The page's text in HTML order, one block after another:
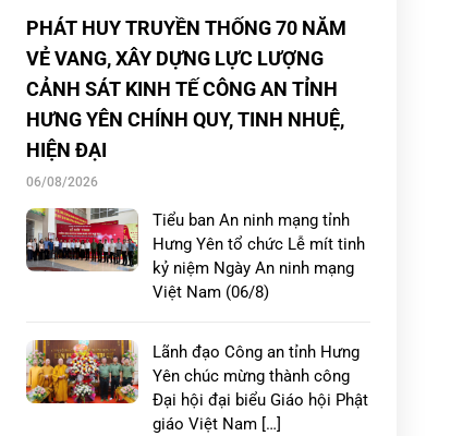
PHÁT HUY TRUYỀN THỐNG 70 NĂM
VẺ VANG, XÂY DỰNG LỰC LƯỢNG
CẢNH SÁT KINH TẾ CÔNG AN TỈNH
HƯNG YÊN CHÍNH QUY, TINH NHUỆ,
HIỆN ĐẠI
06/08/2026
Tiểu ban An ninh mạng tỉnh
Hưng Yên tổ chức Lễ mít tinh
kỷ niệm Ngày An ninh mạng
Việt Nam (06/8)
Lãnh đạo Công an tỉnh Hưng
Yên chúc mừng thành công
Đại hội đại biểu Giáo hội Phật
giáo Việt Nam […]